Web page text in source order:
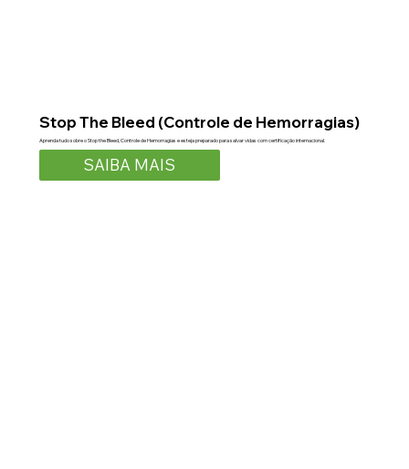
Stop The Bleed (Controle de Hemorragias)
Aprenda tudo sobre o Stop the Bleed, Controle de Hemorragias e esteja preparado para salvar vidas com certificação internacional.
SAIBA MAIS